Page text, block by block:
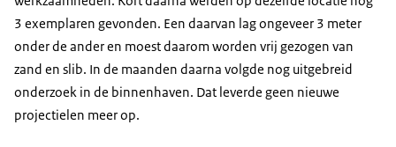
3 exemplaren gevonden. Een daarvan lag ongeveer 3 meter
onder de ander en moest daarom worden vrij gezogen van
zand en slib. In de maanden daarna volgde nog uitgebreid
onderzoek in de binnenhaven. Dat leverde geen nieuwe
projectielen meer op.